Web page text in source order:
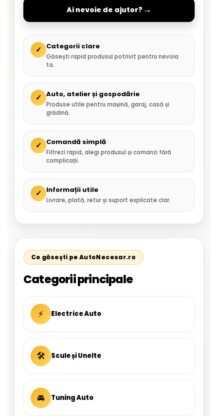
Ai nevoie de ajutor? →
✓ Categorii clare
Găsești rapid produsul potrivit pentru nevoia
ta.
✓ Auto, atelier și gospodărie
Produse utile pentru mașină, garaj, casă și
grădină.
✓ Comandă simplă
Filtrezi rapid, alegi produsul și comanzi fără
complicații.
✓ Informații utile
Livrare, plată, retur și suport explicate clar.
Ce găsești pe AutoNecesar.ro
Categorii principale
⚡ Electrice Auto
🛠 Scule și Unelte
🚘 Tuning Auto